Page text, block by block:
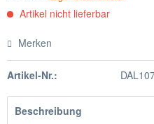
Artikel nicht lieferbar
Merken
Artikel-Nr.:
Beschreibung